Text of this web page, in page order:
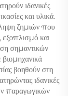
ιδανικές
και υλικά.
ζημιών που
εξοπλισμό και
σημαντικών
βοηθούν στη
ιδανικές
παραγωγικών